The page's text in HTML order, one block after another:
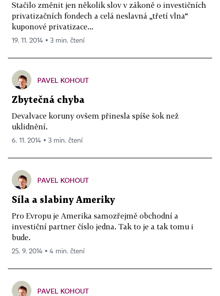
Stačilo změnit jen několik slov v zákoně o investičních
privatizačních fondech a celá neslavná „třetí vlna“
kuponové privatizace...
19. 11. 2014 ▪ 3 min. čtení
PAVEL KOHOUT
Zbytečná chyba
Devalvace koruny ovšem přinesla spíše šok než
uklidnění.
6. 11. 2014 ▪ 3 min. čtení
PAVEL KOHOUT
Síla a slabiny Ameriky
Pro Evropu je Amerika samozřejmě obchodní a
investiční partner číslo jedna. Tak to je a tak tomu i
bude.
25. 9. 2014 ▪ 4 min. čtení
PAVEL KOHOUT